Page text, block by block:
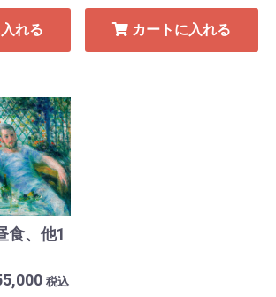
れる カートに入れる
食、他1
税込